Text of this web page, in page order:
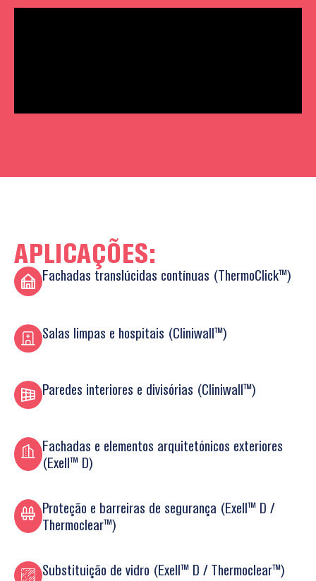
APLICAÇÕES:
Fachadas translúcidas contínuas (ThermoClick™)
Salas limpas e hospitais (Cliniwall™)
Paredes interiores e divisórias (Cliniwall™)
Fachadas e elementos arquitetónicos exteriores
(Exell™ D)
Proteção e barreiras de segurança (Exell™ D /
Thermoclear™)
Substituição de vidro (Exell™ D / Thermoclear™)